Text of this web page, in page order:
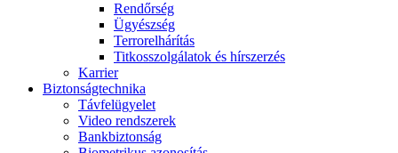
Rendőrség
Ügyészség
Terrorelhárítás
Titkosszolgálatok és hírszerzés
Karrier
Biztonságtechnika
Távfelügyelet
Video rendszerek
Bankbiztonság